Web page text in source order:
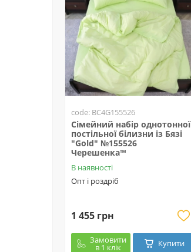
code: BC4G155526
Сімейний набір однотонної
постільної білизни із Бязі
"Gold" №155526
Черешенка™
В наявності
Опт і роздріб
1 455 грн
Замовити
в 1 клік Купити